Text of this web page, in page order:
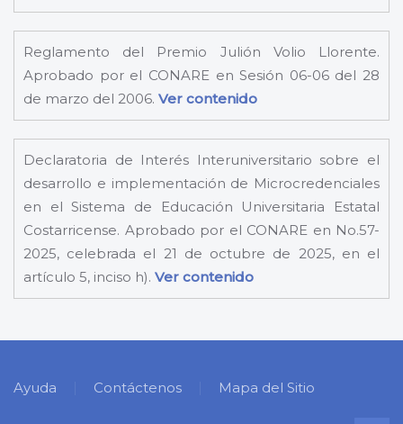
Reglamento del Premio Julión Volio Llorente.
Aprobado por el CONARE en Sesión 06-06 del 28
de marzo del 2006. Ver contenido
Declaratoria de Interés Interuniversitario sobre el
desarrollo e implementación de Microcredenciales
en el Sistema de Educación Universitaria Estatal
Costarricense. Aprobado por el CONARE en No.57-
2025, celebrada el 21 de octubre de 2025, en el
artículo 5, inciso h). Ver contenido
Ayuda Contáctenos Mapa del Sitio